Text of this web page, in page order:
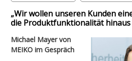
„Wir wollen unseren Kunden
die Produktfunktionalität hinaus
Michael Mayer von
MEIKO im Gespräch